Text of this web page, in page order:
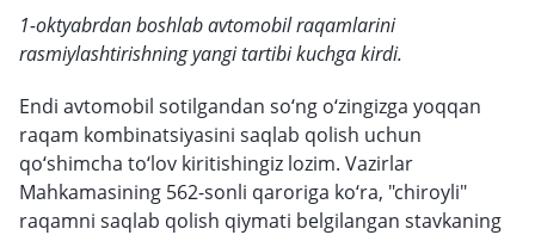
1-oktyabrdan boshlab avtomobil raqamlarini
rasmiylashtirishning yangi tartibi kuchga kirdi.
Endi avtomobil sotilgandan so‘ng o‘zingizga yoqqan
raqam kombinatsiyasini saqlab qolish uchun
qo‘shimcha to‘lov kiritishingiz lozim. Vazirlar
Mahkamasining 562-sonli qaroriga ko‘ra, "chiroyli"
raqamni saqlab qolish qiymati belgilangan stavkaning